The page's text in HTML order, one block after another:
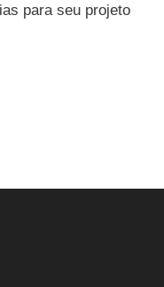
para seu projeto